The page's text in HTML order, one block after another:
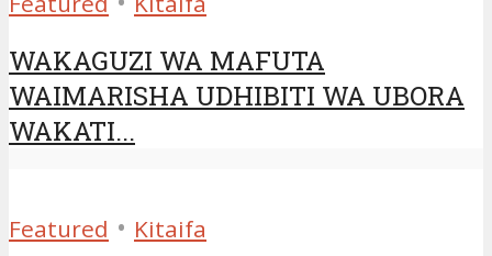
WAKAGUZI WA MAFUTA
WAIMARISHA UDHIBITI WA UBORA
WAKATI...
Featured • Kitaifa